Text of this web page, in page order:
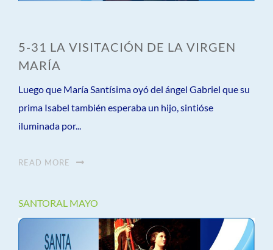
5-31 LA VISITACIÓN DE LA VIRGEN
MARÍA
Luego que María Santísima oyó del ángel Gabriel que su
prima Isabel también esperaba un hijo, sintióse
iluminada por...
READ MORE
SANTORAL MAYO